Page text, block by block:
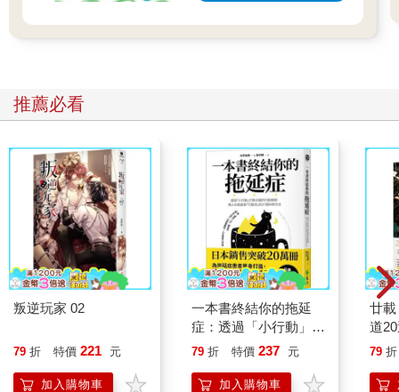
推薦必看
叛逆玩家 02
79 折 特價 221 元
加入購物車
一本書終結你的拖延
症：透過「小行動」打
開大腦的行動開關，懶
的37個科學方法
79 折 特價 237 元
加入購物車
廿
道
79 折